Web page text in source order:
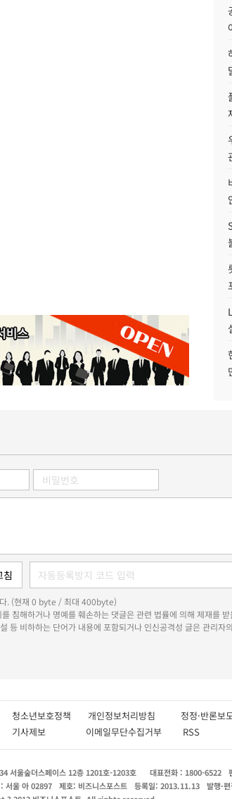
. (현재 0 byte / 최대 400byte)
침해하거나 명예를 훼손하는 댓글은 관련 법률에 의해 제재를
등 비하하는 단어가 내용에 포함되거나 인신공격성 글은 관리자
청소년보호정책 개인정보처리방침 정정·반론보
기사제보 이메일무단수집거부 RSS
서울숲더스페이스 12층 1201호-1203호 대표전화 : 1800-6522
서울 아 02897 제호: 비즈니스포스트 등록일: 2013.11.13 발행·